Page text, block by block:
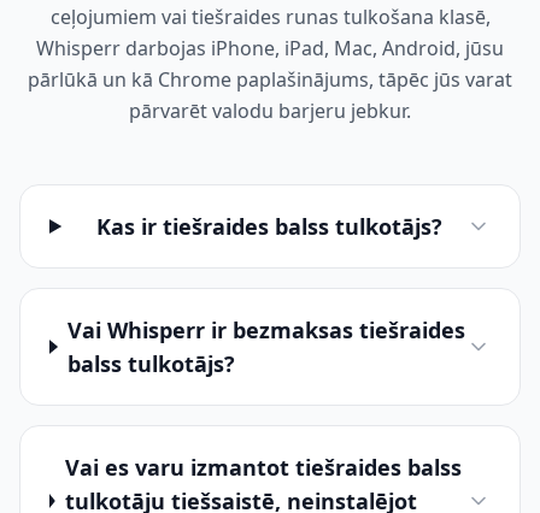
ceļojumiem vai tiešraides runas tulkošana klasē,
Whisperr darbojas iPhone, iPad, Mac, Android, jūsu
pārlūkā un kā Chrome paplašinājums, tāpēc jūs varat
pārvarēt valodu barjeru jebkur.
Kas ir tiešraides balss tulkotājs?
Vai Whisperr ir bezmaksas tiešraides
balss tulkotājs?
Vai es varu izmantot tiešraides balss
tulkotāju tiešsaistē, neinstalējot